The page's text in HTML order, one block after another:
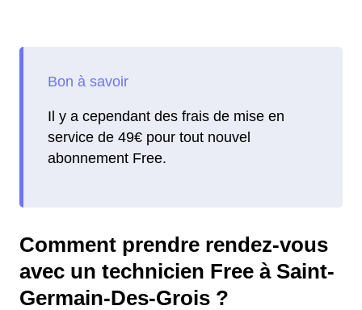
Il y a cependant des frais de mise en
service de 49€ pour tout nouvel
abonnement Free.
Comment prendre rendez-vous
avec un technicien Free à Saint-
Germain-Des-Grois ?